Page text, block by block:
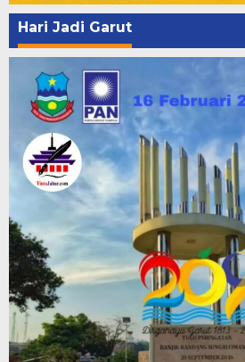
Hari Jadi Garut